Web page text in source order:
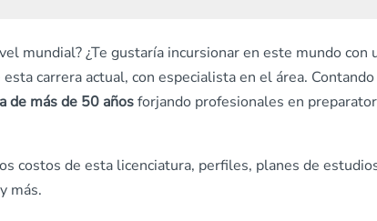
mundial? ¿Te gustaría incursionar en este mundo con
carrera actual, con especialista en el área. Contando
de más de 50 añosforjando profesionales en
costos de esta licenciatura, perfiles, planes de
más.